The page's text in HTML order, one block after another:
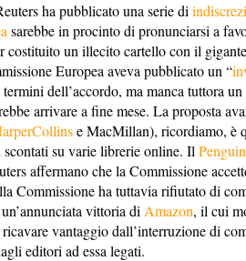
ha pubblicato una serie di
sarebbe in procinto di pronunciarsi a
costituito un illecito cartello con il
Europea aveva pubblicato un “
dell’accordo, ma manca tuttora
arrivare a fine mese. La proposta
e MacMillan), ricordiamo, è
scontati su varie librerie online. Il Penguin
affermano che la Commissione
Commissione ha tuttavia rifiutato di
vittoria di Amazon, il cui
vantaggio dall’interruzione di
editori ad essa legati.